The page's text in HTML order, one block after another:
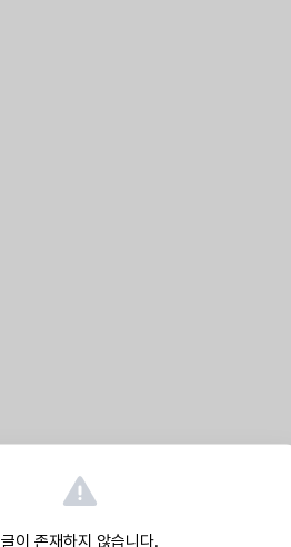
글이 존재하지 않습니다.